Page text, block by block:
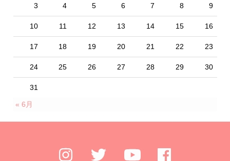
3 4 5 6 7 8 9
10 11 12 13 14 15 16
17 18 19 20 21 22 23
24 25 26 27 28 29 30
31
« 6月